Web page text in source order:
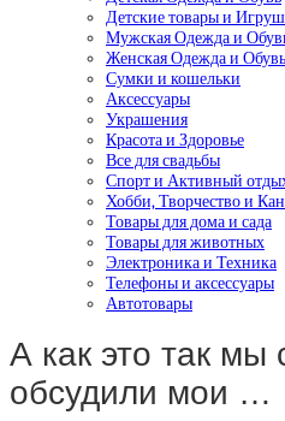
Детские товары и
Мужская Одежда и
Женская Одежда и Обувь
Сумки и кошельки
Аксессуары
Украшения
Красота и Здоровье
Все для свадьбы
Спорт и Активный
Хобби, Творчество и
Товары для дома и сада
Товары для животных
Электроника и Техника
Телефоны и аксессуары
Автотовары
А как это так мы
обсудили мои …